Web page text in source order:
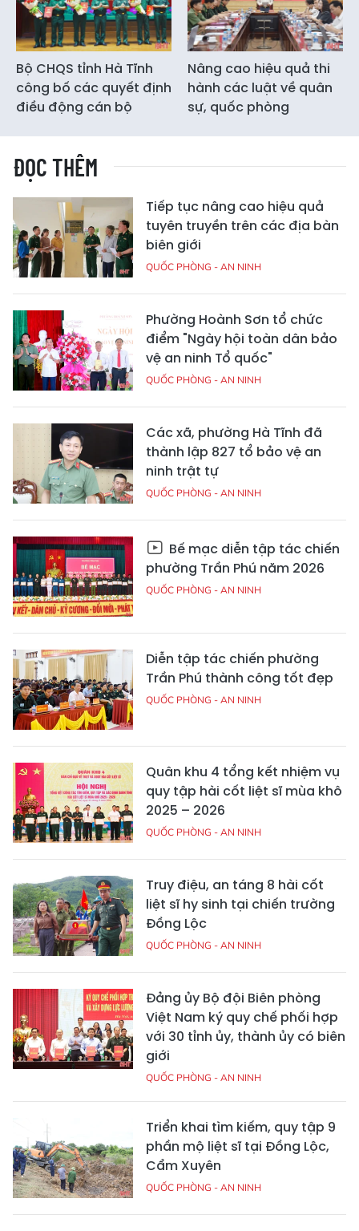
Bộ CHQS tỉnh Hà Tĩnh
công bố các quyết định
điều động cán bộ
Nâng cao hiệu quả thi
hành các luật về quân
sự, quốc phòng
ĐỌC THÊM
Tiếp tục nâng cao hiệu quả
tuyên truyền trên các địa bàn
biên giới
QUỐC PHÒNG - AN NINH
Phường Hoành Sơn tổ chức
điểm "Ngày hội toàn dân bảo
vệ an ninh Tổ quốc"
QUỐC PHÒNG - AN NINH
Các xã, phường Hà Tĩnh đã
thành lập 827 tổ bảo vệ an
ninh trật tự
QUỐC PHÒNG - AN NINH
Bế mạc diễn tập tác chiến
phường Trần Phú năm 2026
QUỐC PHÒNG - AN NINH
Diễn tập tác chiến phường
Trần Phú thành công tốt đẹp
QUỐC PHÒNG - AN NINH
Quân khu 4 tổng kết nhiệm vụ
quy tập hài cốt liệt sĩ mùa khô
2025 – 2026
QUỐC PHÒNG - AN NINH
Truy điệu, an táng 8 hài cốt
liệt sĩ hy sinh tại chiến trường
Đồng Lộc
QUỐC PHÒNG - AN NINH
Đảng ủy Bộ đội Biên phòng
Việt Nam ký quy chế phối hợp
với 30 tỉnh ủy, thành ủy có biên
giới
QUỐC PHÒNG - AN NINH
Triển khai tìm kiếm, quy tập 9
phần mộ liệt sĩ tại Đồng Lộc,
Cẩm Xuyên
QUỐC PHÒNG - AN NINH